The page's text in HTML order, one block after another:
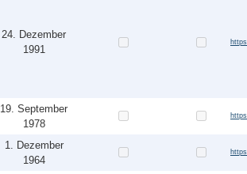
24. Dezember
1991
19. September
1978
1. Dezember
1964